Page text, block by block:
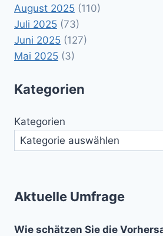
August 2025 (110)
Juli 2025 (73)
Juni 2025 (127)
Mai 2025 (3)
Kategorien
Kategorien
Aktuelle Umfrage
Wie schätzen Sie die